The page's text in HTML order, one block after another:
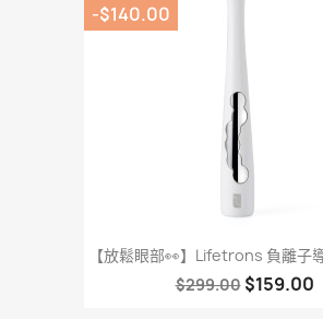
【放鬆眼部👀】Lifetrons 負離子
$299.00 $159.00
-$140.00